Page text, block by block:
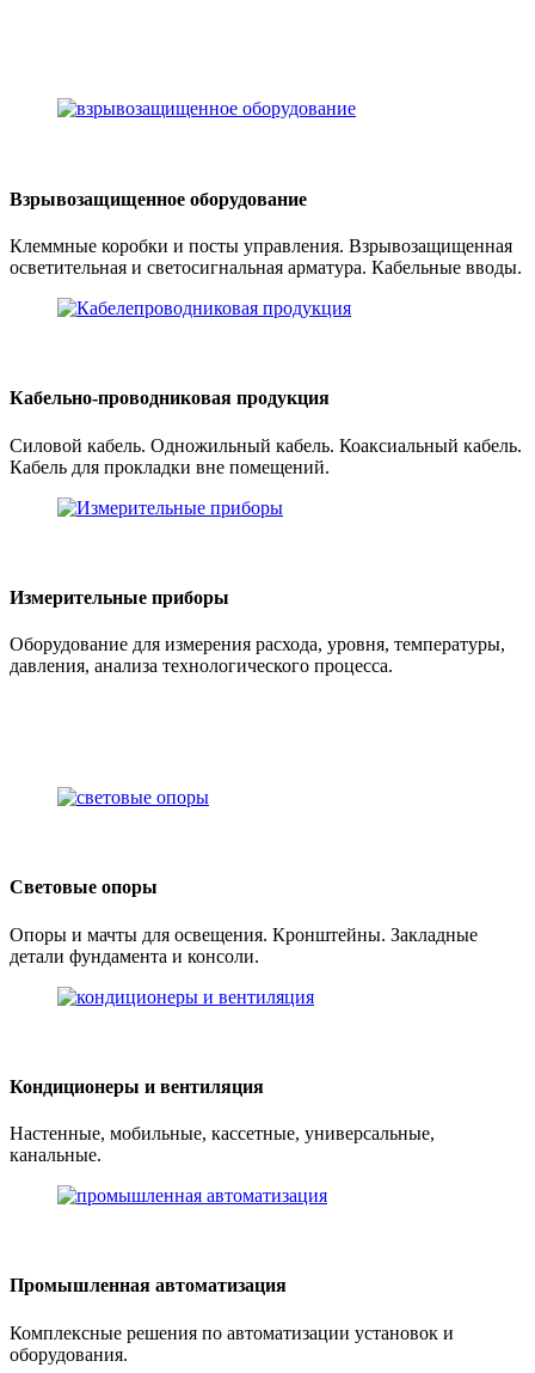
Взрывозащищенное оборудование
Клеммные коробки и посты управления. Взрывозащищенная
осветительная и светосигнальная арматура. Кабельные вводы.
Кабельно-проводниковая продукция
Силовой кабель. Одножильный кабель. Коаксиальный кабель.
Кабель для прокладки вне помещений.
Измерительные приборы
Оборудование для измерения расхода, уровня, температуры,
давления, анализа технологического процесса.
Световые опоры
Опоры и мачты для освещения. Кронштейны. Закладные
детали фундамента и консоли.
Кондиционеры и вентиляция
Настенные, мобильные, кассетные, универсальные,
канальные.
Промышленная автоматизация
Комплексные решения по автоматизации установок и
оборудования.